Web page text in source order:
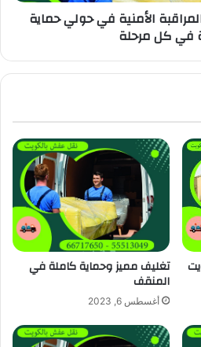
الأمنية في حولي حماية
في كل مرحلة
تغليف مميز وحماية كاملة في
المنقف
أغسطس 6, 2023